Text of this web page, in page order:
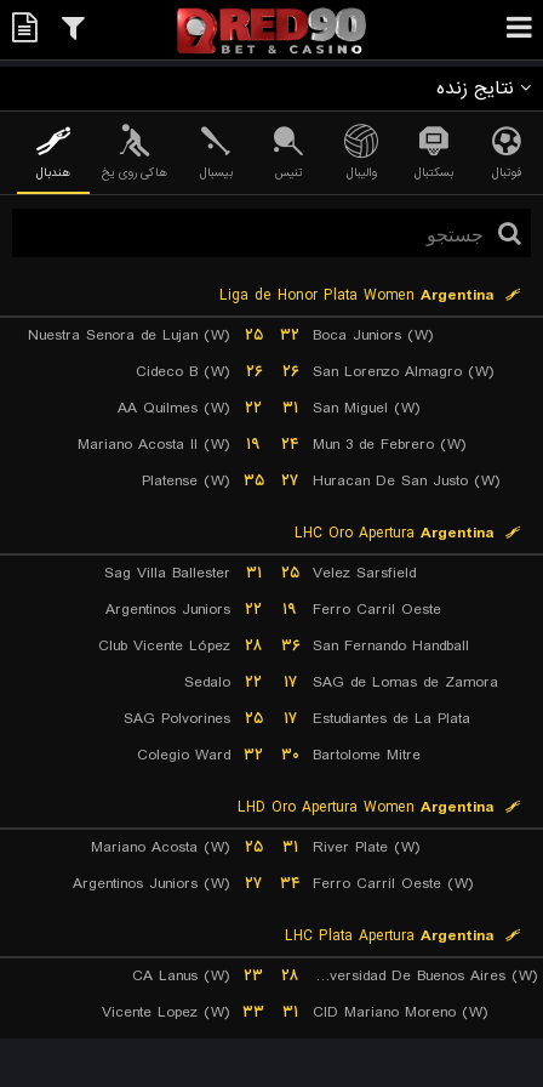
نتایج زنده
فوتبال بسکتبال والیبال تنیس بیسبال هاکی روی یخ هندبال
Argentina
Boca Juniors (W)
۳۲ ۲۵
Nuestra Senora de Lujan (W)
San Lorenzo Almagro (W)
۲۶ ۲۶
Cideco B (W)
San Miguel (W)
۳۱ ۲۲
AA Quilmes (W)
Mun 3 de Febrero (W)
۲۴ ۱۹
Mariano Acosta II (W)
Huracan De San Justo (W)
۲۷ ۳۵ Platense (W)
Argentina
Velez Sarsfield
۲۵ ۳۱
Sag Villa Ballester
Ferro Carril Oeste
۱۹ ۲۲
Argentinos Juniors
San Fernando Handball
۳۶ ۲۸
Club Vicente López
SAG de Lomas de Zamora
۱۷ ۲۲
Sedalo
Estudiantes de La Plata
۱۷ ۲۵
SAG Polvorines
Bartolome Mitre
۳۰ ۳۲ Colegio Ward
Argentina
River Plate (W)
۳۱ ۲۵
Mariano Acosta (W)
Ferro Carril Oeste (W)
۳۴ ۲۷ Argentinos Juniors (W)
Argentina
Universidad De Buenos Aires (W)
۲۸ ۲۳
CA Lanus (W)
CID Mariano Moreno (W)
۳۱ ۳۳ Vicente Lopez (W)